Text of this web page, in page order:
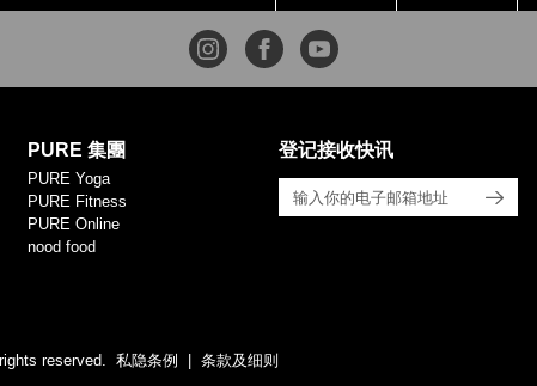
PURE 集團
PURE Yoga
PURE Fitness
PURE Online
nood food
登记接收快讯
reserved. 私隐条例 条款及细则